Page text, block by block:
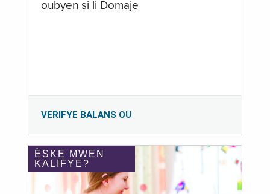
oubyen si li Domaje
VERIFYE BALANS OU
ÈSKE MWEN
KALIFYE?